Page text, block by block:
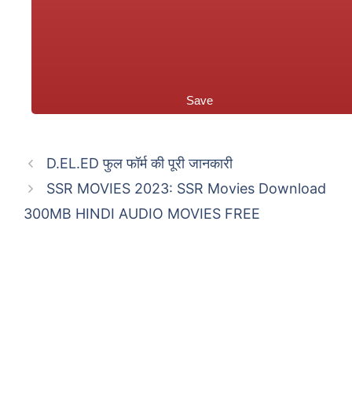
Save
D.EL.ED फुल फॉर्म की पूरी जानकारी
SSR MOVIES 2023: SSR Movies Download
300MB HINDI AUDIO MOVIES FREE